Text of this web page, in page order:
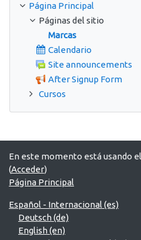
Página Principal
Páginas del sitio
Marcas
Calendario
Site announcements
After Signup Form
Cursos
En este momento está usando
(Acceder)
Página Principal
Español - Internacional ‎(es)‎
Deutsch ‎(de)‎
English ‎(en)‎